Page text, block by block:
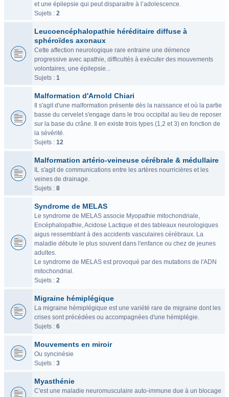
et une épilepsie qui peut disparaitre à l’adolescence.
Sujets : 2
Leucoencéphalopathie héréditaire diffuse à
sphéroïdes axonaux
Cette affection neurologique rare entraine une démence
progressive avec apathie, difficultés à exécuter des mouvements
volontaires, une épilepsie...
Sujets : 1
Malformation d'Arnold Chiari
Il s'agit d'une malformation présente dès la naissance et où la partie
basse du cervelet s'engage dans le trou occipital au lieu de reposer
sur la base du crâne. Il en existe trois types (1,2 et 3) en fonction de
la sévérité.
Sujets : 12
Malformation artério-veineuse cérébrale & médullaire
IL s'agit de communications entre les artères nourricières et les
veines de drainage.
Sujets : 8
Syndrome de MELAS
Le syndrome de MELAS associe Myopathie mitochondriale,
Encéphalopathie, Acidose Lactique et des tableaux neurologiques
aigus ressemblant à des accidents vasculaires cérébraux. La
maladie débute le plus souvent dans l'enfance ou chez de jeunes
adultes.
Le syndrome de MELAS est provoqué par des mutations de l'ADN
mitochondrial.
Sujets : 2
Migraine hémiplégique
La migraine hémiplégique est une variété rare de migraine dont les
crises sont précédées ou accompagnées d'une hémiplégie.
Sujets : 6
Mouvements en miroir
Ou syncinésie
Sujets : 3
Myasthénie
C'est une maladie neuromusculaire auto-immune due à un blocage